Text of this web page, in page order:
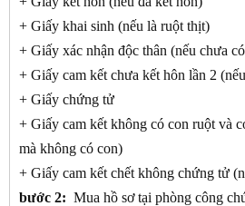
+ Giấy khai sinh (nếu là ruột thịt)
+ Giấy xác nhận độc thân (nếu chưa
+ Giấy cam kết chưa kết hôn lần 2
+ Giấy chứng tử
+ Giấy cam kết không có con ruột và
mà không có con)
+ Giấy cam kết chết không chứng tử
bước 2: Mua hồ sơ tại phòng công